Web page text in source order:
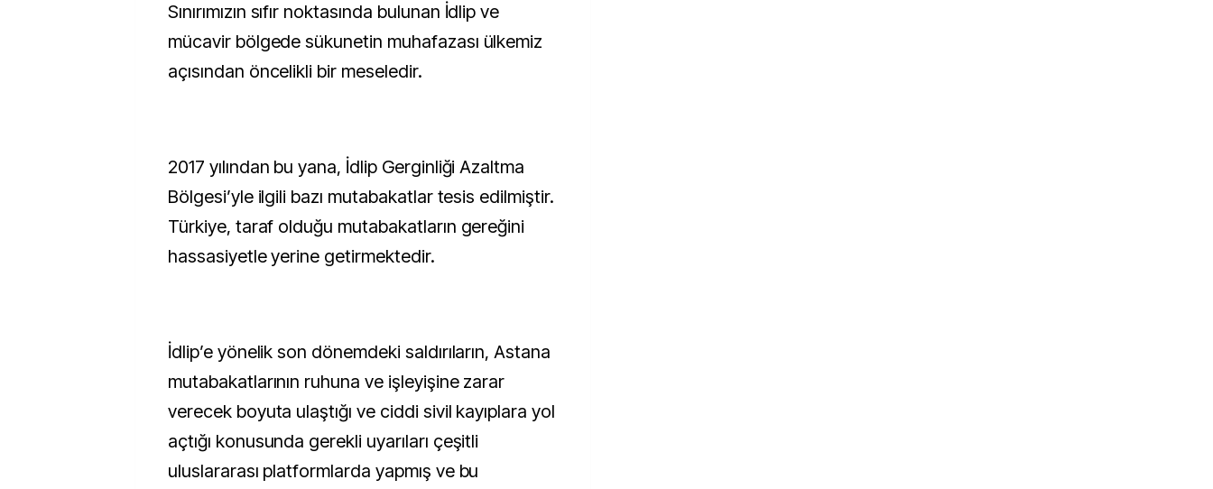
Sınırımızın sıfır noktasında bulunan İdlip ve
mücavir bölgede sükunetin muhafazası ülkemiz
açısından öncelikli bir meseledir.
2017 yılından bu yana, İdlip Gerginliği Azaltma
Bölgesi’yle ilgili bazı mutabakatlar tesis edilmiştir.
Türkiye, taraf olduğu mutabakatların gereğini
hassasiyetle yerine getirmektedir.
İdlip’e yönelik son dönemdeki saldırıların, Astana
mutabakatlarının ruhuna ve işleyişine zarar
verecek boyuta ulaştığı ve ciddi sivil kayıplara yol
açtığı konusunda gerekli uyarıları çeşitli
uluslararası platformlarda yapmış ve bu